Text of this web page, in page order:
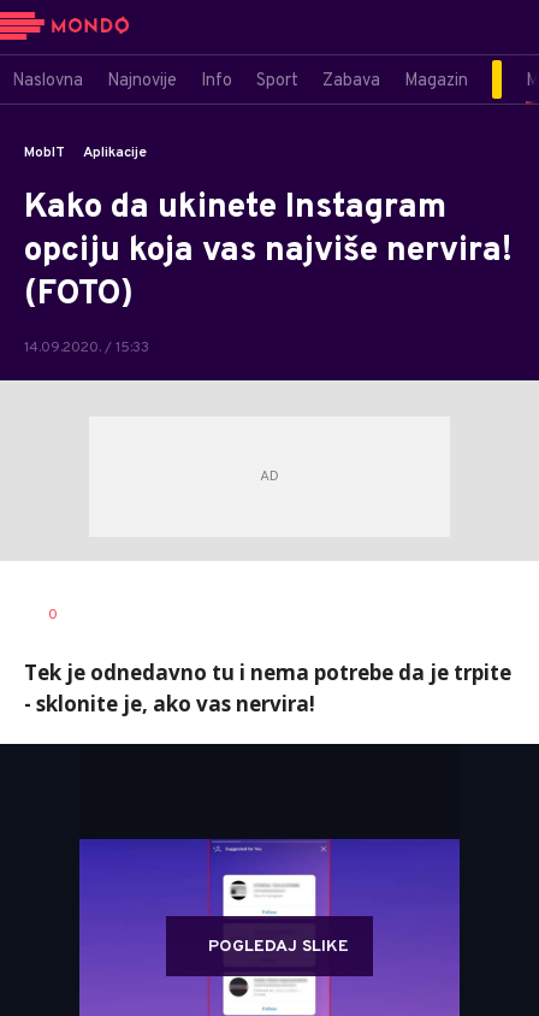
Naslovna Najnovije Info Sport Zabava Magazin
MobIT Aplikacije
Kako da ukinete Instagram
opciju koja vas najviše nervira!
(FOTO)
14.09.2020. / 15:33
AUTOR
0
Tek je odnedavno tu i nema potrebe da je trpite
- sklonite je, ako vas nervira!
POGLEDAJ SLIKE